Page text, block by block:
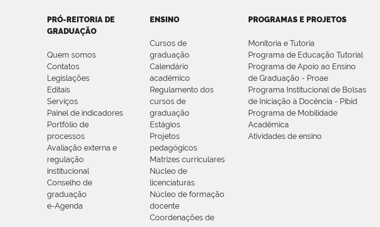
PRÓ-REITORIA DE
GRADUAÇÃO
Quem somos
Contatos
Legislações
Editais
Serviços
Painel de indicadores
Portfólio de
processos
Avaliação externa e
regulação
institucional
Conselho de
graduação
e-Agenda
ENSINO
Cursos de
graduação
Calendário
acadêmico
Regulamento dos
cursos de
graduação
Estágios
Projetos
pedagógicos
Matrizes curriculares
Núcleo de
licenciaturas
Núcleo de formação
docente
Coordenações de
PROGRAMAS E PROJETOS
Monitoria e Tutoria
Programa de Educação Tutorial
Programa de Apoio ao Ensino
de Graduação - Proae
Programa Institucional de Bolsas
de Iniciação à Docência - Pibid
Programa de Mobilidade
Acadêmica
Atividades de ensino